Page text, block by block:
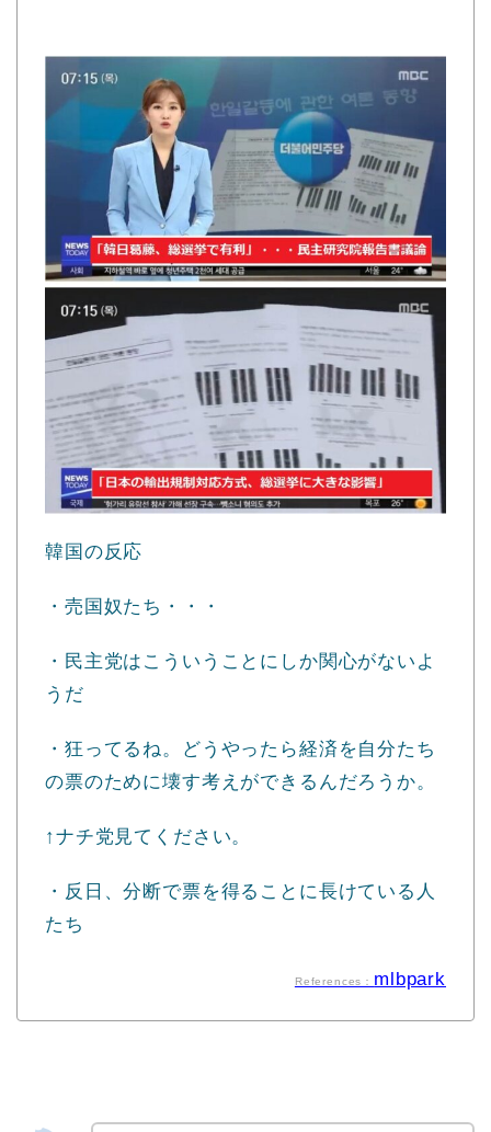
韓国の反応
・売国奴たち・・・
・民主党はこういうことにしか関心がないよ
うだ
・狂ってるね。どうやったら経済を自分たち
の票のために壊す考えができるんだろうか。
↑ナチ党見てください。
・反日、分断で票を得ることに長けている人
たち
References： mlbpark